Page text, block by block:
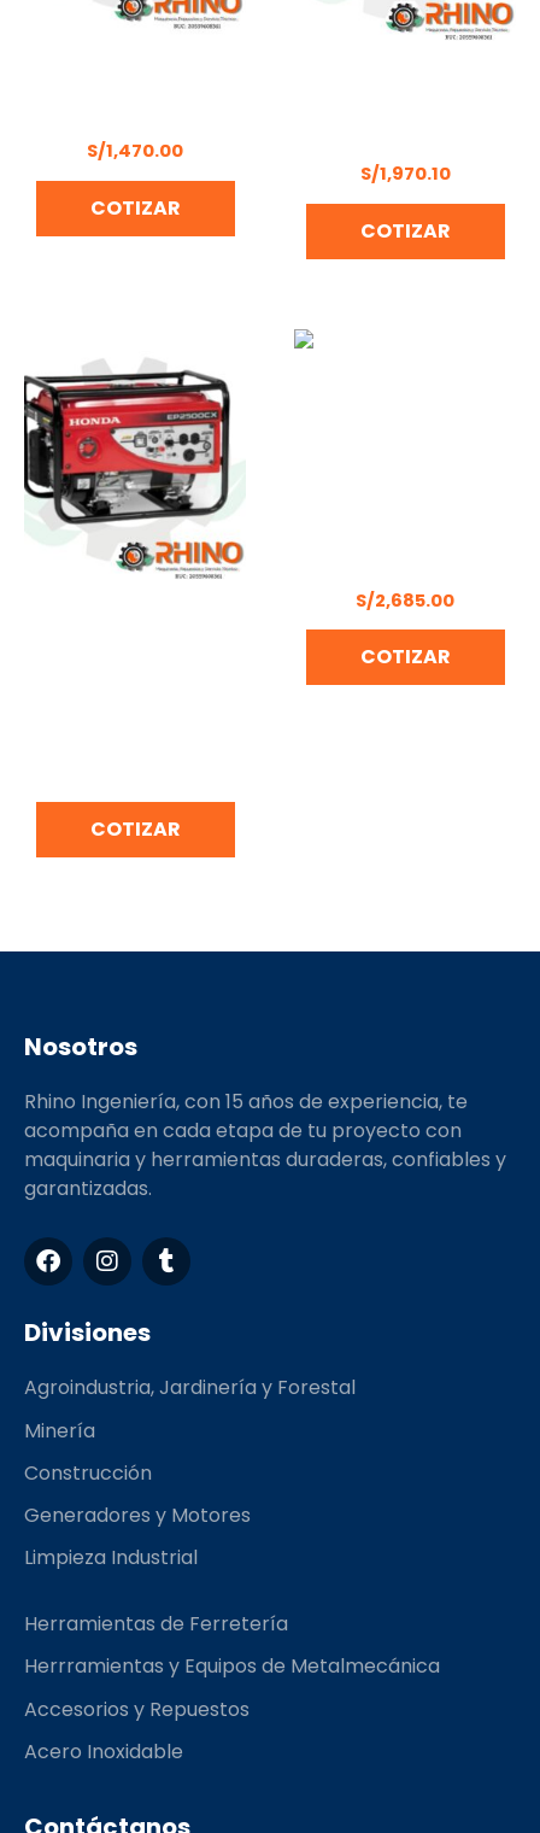
S/1,470.00
COTIZAR
S/1,970.10
COTIZAR
COTIZAR
S/2,685.00
COTIZAR
Nosotros
Rhino Ingeniería, con 15 años de experiencia, te
acompaña en cada etapa de tu proyecto con
maquinaria y herramientas duraderas, confiables y
garantizadas.
F
a
c
e
b
o
I
n
s
t
a
r
T
u
m
Divisiones
Agroindustria, Jardinería y Forestal
Minería
Construcción
Generadores y Motores
Limpieza Industrial
Herramientas de Ferretería
Herrramientas y Equipos de Metalmecánica
Accesorios y Repuestos
Acero Inoxidable